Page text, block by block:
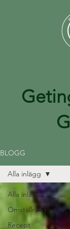
BLOGG
Alla inlägg
Omställning
Recept
Alla inlägg